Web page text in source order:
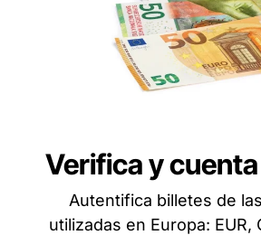
Verifica y
Autentifica billetes de
utilizadas en Europa: EUR,